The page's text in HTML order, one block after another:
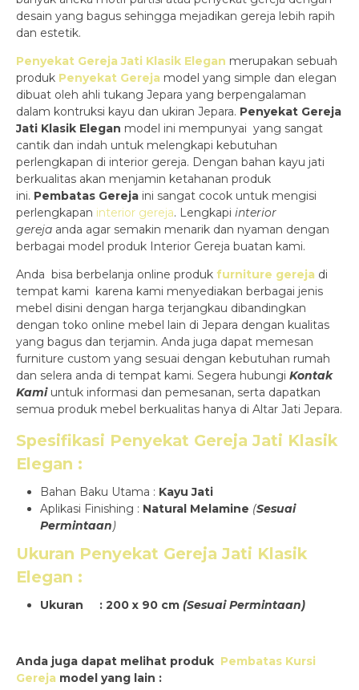
desain yang bagus sehingga mejadikan gereja lebih rapih
dan estetik.
Penyekat Gereja Jati Klasik Elegan merupakan sebuah
produk Penyekat Gereja model yang simple dan elegan
dibuat oleh ahli tukang Jepara yang berpengalaman
dalam kontruksi kayu dan ukiran Jepara. Penyekat Gereja
Jati Klasik Elegan model ini mempunyai yang sangat
cantik dan indah untuk melengkapi kebutuhan
perlengkapan di interior gereja. Dengan bahan kayu jati
berkualitas akan menjamin ketahanan produk
ini. Pembatas Gereja ini sangat cocok untuk mengisi
perlengkapan interior gereja. Lengkapi interior
gereja anda agar semakin menarik dan nyaman dengan
berbagai model produk Interior Gereja buatan kami.
Anda bisa berbelanja online produk furniture gereja di
tempat kami karena kami menyediakan berbagai jenis
mebel disini dengan harga terjangkau dibandingkan
dengan toko online mebel lain di Jepara dengan kualitas
yang bagus dan terjamin. Anda juga dapat memesan
furniture custom yang sesuai dengan kebutuhan rumah
dan selera anda di tempat kami. Segera hubungi Kontak
Kamiuntuk informasi dan pemesanan, serta dapatkan
semua produk mebel berkualitas hanya di Altar Jati Jepara.
Spesifikasi Penyekat Gereja Jati Klasik
Elegan :
Bahan Baku Utama : Kayu Jati
Aplikasi Finishing : Natural Melamine (Sesuai
Permintaan)
Ukuran Penyekat Gereja Jati Klasik
Elegan :
Ukuran : 200 x 90 cm (Sesuai Permintaan)
Anda juga dapat melihat produk Pembatas Kursi
Gereja model yang lain :